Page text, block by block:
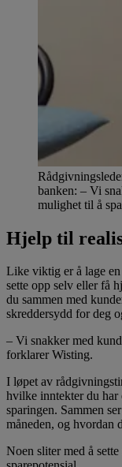
banken: – Vi
mulighet til å
Hjelp til
Like viktig er å lage
sette opp selv eller få
du sammen med
skreddersydd for deg
– Vi snakker med
forklarer Wisting.
I løpet av
hvilke inntekter du har
sparingen. Sammen
måneden, og hvordan
Noen sliter med å